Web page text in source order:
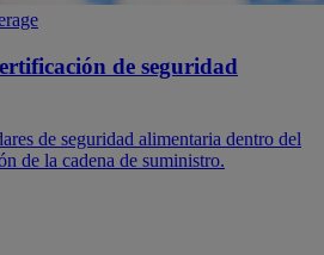
de seguridad
de seguridad alimentaria dentro del
de la cadena de suministro.